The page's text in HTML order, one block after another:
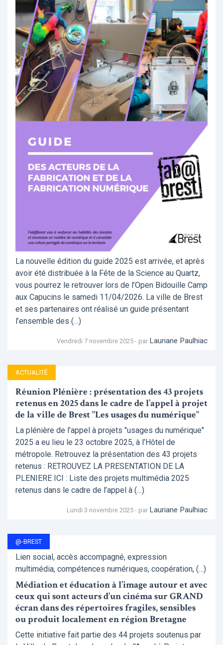
La nouvelle édition du guide 2025 est arrivée, et après
avoir été distribuée à la Fête de la Science au Quartz,
vous pourrez le retrouver lors de l’Open Bidouille Camp
aux Capucins le samedi 11/04/2026. La ville de Brest
et ses partenaires ont réalisé un guide présentant
l’ensemble des (…)
Vendredi 7 novembre 2025 - par Lauriane Paulhiac
ACTUALITÉ
Réunion Plénière : présentation des 43 projets
retenus en 2025 dans le cadre de l’appel à projet
de la ville de Brest "Les usages du numérique"
La plénière de l’appel à projets "usages du numérique"
2025 a eu lieu le 23 octobre 2025, à l’Hôtel de
métropole. Retrouvez la présentation des 43 projets
retenus : RETROUVEZ LA PRESENTATION DE LA
PLENIERE ICI : Liste des projets multimédia 2025
retenus dans le cadre de l’appel à (…)
Lundi 3 novembre 2025 - par Lauriane Paulhiac
@-BREST
Lien social, accès accompagné, expression
multimédia, compétences numériques, coopération, (…)
Médiation et éducation à l’image autour et avec
ceux qui sont acteurs d’un cinéma sur GRAND
écran dans des répertoires fragiles, sensibles
ou produit localement en région Bretagne
Cette initiative fait partie des 44 projets soutenus par